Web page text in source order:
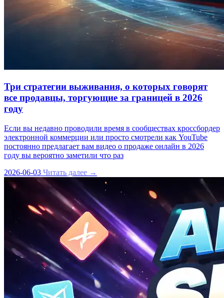
Три стратегии выживания, о которых говорят
все продавцы, торгующие за границей в 2026
году
Если вы недавно проводили время в сообществах кроссбордер
электронной коммерции или просто смотрели как YouTube
постоянно предлагает вам видео о продаже онлайн в 2026
году вы вероятно заметили что раз
2026-06-03 Читать далее →